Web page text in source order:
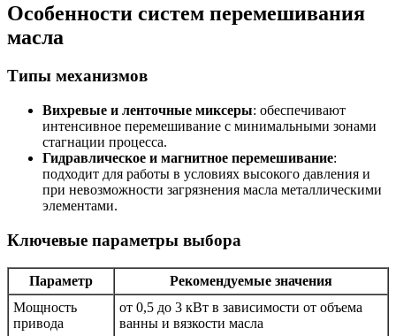
Особенности систем перемешивания
масла
Типы механизмов
Вихревые и ленточные миксеры: обеспечивают
интенсивное перемешивание с минимальными зонами
стагнации процесса.
Гидравлическое и магнитное перемешивание:
подходит для работы в условиях высокого давления и
при невозможности загрязнения масла металлическими
элементами.
Ключевые параметры выбора
Параметр
Рекомендуемые значения
Мощность
привода
от 0,5 до 3 кВт в зависимости от объема
ванны и вязкости масла